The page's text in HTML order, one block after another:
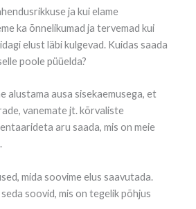
ja kui elame
ka õnnelikumad ja tervemad kui
elust läbi kulgevad. Kuidas saada
poole püüelda?
alustama ausa sisekaemusega, et
vanemate jt. kõrvaliste
aru saada, mis on meie
mida soovime elus saavutada.
soovid, mis on tegelik põhjus